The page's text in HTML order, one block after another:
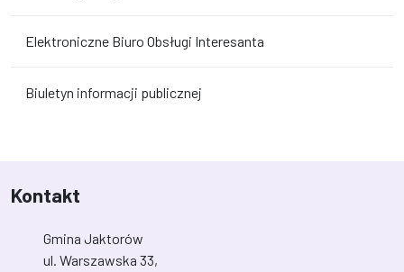
Elektroniczne Biuro Obsługi Interesanta
Biuletyn informacji publicznej
Kontakt
Gmina Jaktorów
ul. Warszawska 33,